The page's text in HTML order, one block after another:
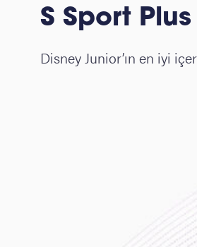
S Sport
Disney Junior’ın en iyi